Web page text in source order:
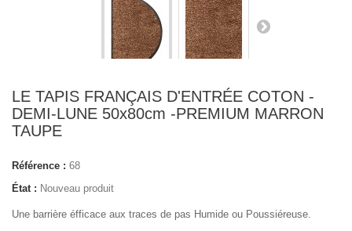
LE TAPIS FRANÇAIS D'ENTRÉE COTON -
DEMI-LUNE 50x80cm -PREMIUM MARRON
TAUPE
Référence : 68
État : Nouveau produit
Une barrière éfficace aux traces de pas Humide ou Poussiéreuse.